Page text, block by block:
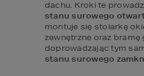
stanu surowego
montuje się stolarkę
zewnętrzne oraz bramę
doprowadzając tym
stanu surowego